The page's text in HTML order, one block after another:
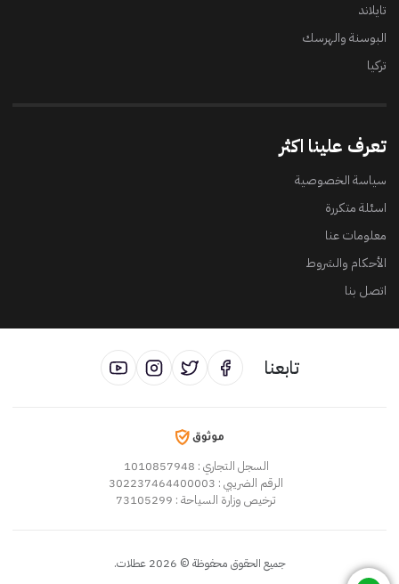
تايلاند
البوسنة والهرسك
تركيا
تعرف علينا اكثر
سياسة الخصوصية
اسئلة متكررة
معلومات عنا
الأحكام والشروط
اتصل بنا
تابعنا
السجل التجاري : 1010857948
الرقم الضريبي : 302237464400003
ترخيص وزارة السياحة : 73105299
جميع الحقوق محفوظة ©
2026 عطلات.